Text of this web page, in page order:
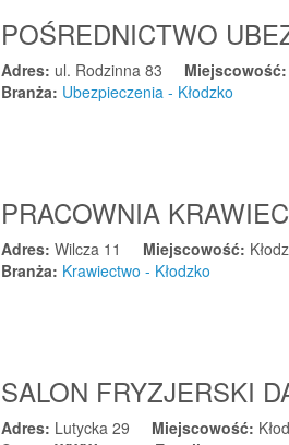
POŚREDNICTWO
Adres: ul. Rodzinna 83 Miejscowość:
Branża: Ubezpieczenia - Kłodzko
PRACOWNIA
Adres:Wilcza 11 Miejscowość:
Branża: Krawiectwo - Kłodzko
SALON FRYZJERSKI
Adres: Lutycka 29 Miejscowość: